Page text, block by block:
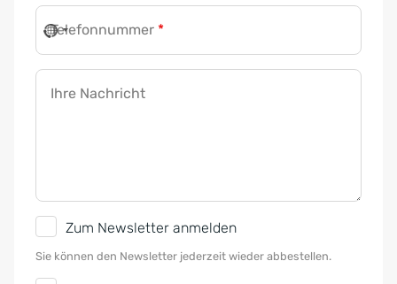
Telefonnummer *
Ihre Nachricht
e
w
Zum Newsletter anmelden
Sie können den Newsletter jederzeit wieder abbestellen.